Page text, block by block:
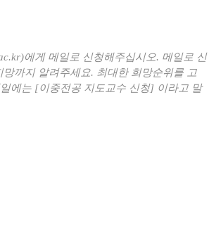
에게 메일로 신청해주십시오. 메일로 신
망까지 알려주세요. 최대한 희망순위를 고
에는 [이중전공 지도교수 신청] 이라고 말